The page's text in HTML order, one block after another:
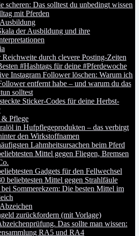
scheren: Das solltest du unbedingt wissen
mit Pferden
der Ausbildung und ihre
Reichweite durch clevere Posting-Zeiten
#Hashtags für deine #Pferdewoche
Instagram Follower löschen: Warum ich
entfernt habe – und warum du das
solltest
Sticker-Codes für deine Herbst-
& Pflege
in Hufpflegeprodukten – das verbirgt
den Wirkstoffnamen
Lahmheitsursachen beim Pferd
Mittel gegen Fliegen, Bremsen
Gadgets für den Fellwechsel
beliebtesten Mittel gegen Strahlfäule
Sommerekzem: Die besten Mittel im
zurückfordern (mit Vorlage)
Das sollte man wissen:
RA5 und RA4